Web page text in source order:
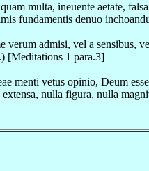
multa, ineuente aetate,
fundamentis denuo
verum admisi, vel a sensibus,
[Meditations 1 para.3]
menti vetus opinio, Deum
nulla figura, nulla